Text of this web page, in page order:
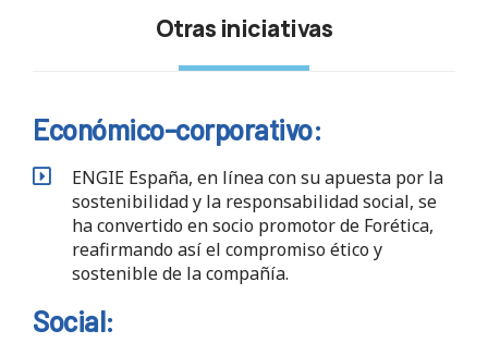
Otras iniciativas
Económico-corporativo:
ENGIE España, en línea con su apuesta por la
sostenibilidad y la responsabilidad social, se
ha convertido en socio promotor de Forética,
reafirmando así el compromiso ético y
sostenible de la compañía.
Social: